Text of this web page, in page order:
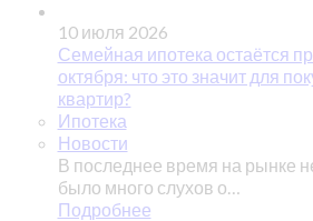
10 июля 2026
Семейная ипотека остаётся
октября: что это значит для
квартир?
Ипотека
Новости
В последнее время на рынке
было много слухов о…
Подробнее